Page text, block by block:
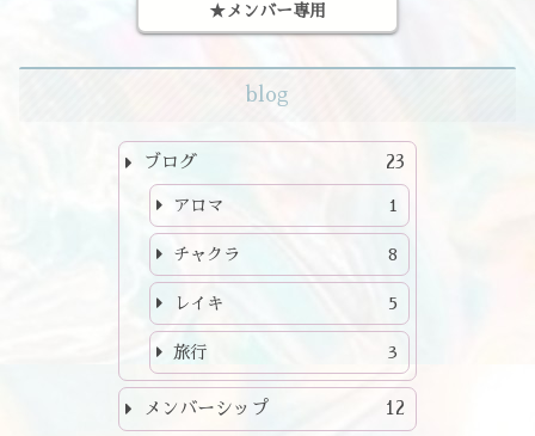
★メンバー専用
blog
ブログ 23
アロマ 1
チャクラ 8
レイキ 5
旅行 3
メンバーシップ 12